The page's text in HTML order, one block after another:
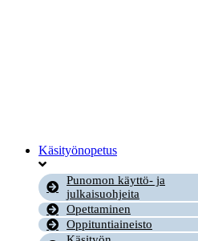
Käsityönopetus
Punomon käyttö- ja
julkaisuohjeita
Opettaminen
Oppituntiaineisto